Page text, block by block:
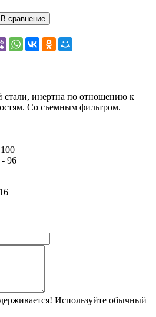
В сравнение
инертна по отношению к
Со съемным фильтром.
96
Используйте обычный